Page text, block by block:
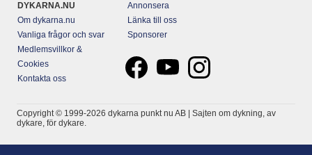
DYKARNA.NU
Om dykarna.nu
Vanliga frågor och svar
Medlemsvillkor &
Cookies
Kontakta oss
Annonsera
Länka till oss
Sponsorer
Copyright © 1999-2026 dykarna punkt nu AB | Sajten om dykning, av
dykare, för dykare.